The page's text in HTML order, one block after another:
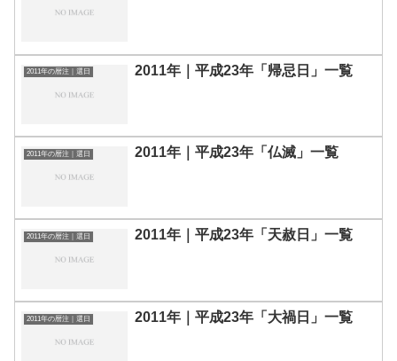
2011年の暦注｜選日 2011年｜平成23年「帰忌日」一覧
2011年の暦注｜選日 2011年｜平成23年「仏滅」一覧
2011年の暦注｜選日 2011年｜平成23年「天赦日」一覧
2011年の暦注｜選日 2011年｜平成23年「大禍日」一覧